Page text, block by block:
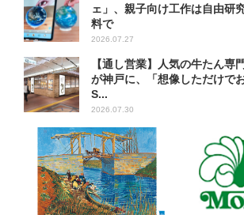
ェ」、親子向け工作は自由研
料で
2026.07.27
【通し営業】人気の牛たん専
が神戸に、「想像しただけで
S...
2026.07.30